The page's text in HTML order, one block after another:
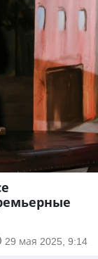
29 мая 2025, 9:14